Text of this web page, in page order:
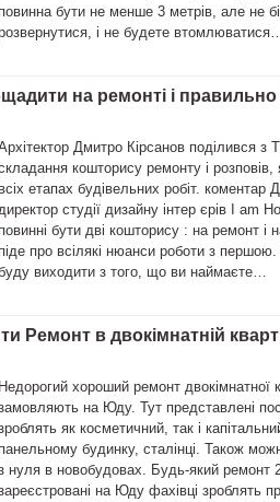
повинна бути не менше 3 метрів, але не
і не будете
на ремонті і
Дмитро Кірсанов поділився з
кошторису ремонту і
всіх етапах будівельних робіт. коментар
студії дизайну інтер єрів I am
повинні бути дві кошторису : на ремонт
піде про всілякі нюанси роботи з
виходити з того, що ви наймаєте…
Ремонт в двокімнатній
Недорогий хороший ремонт двокімнатної
на Юду. Тут представлені
як косметичний, так і
панельному будинку, сталінці. Також
нуля в новобудовах. Будь-який ремонт
на Юду фахівці зроблять